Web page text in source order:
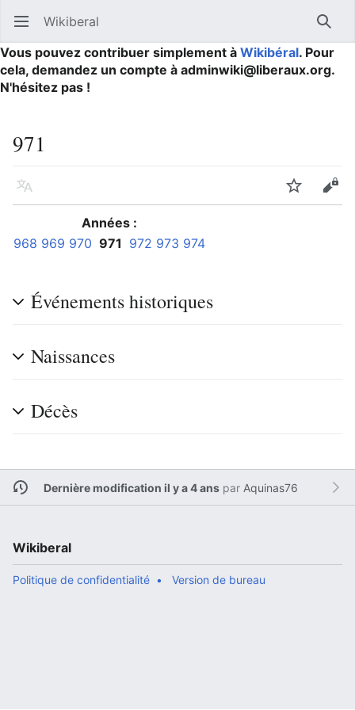
Ouvrir le menu principal Wikiberal
Vous pouvez contribuer simplement à Wikibéral. Pour
cela, demandez un compte à adminwiki@liberaux.org.
N'hésitez pas !
971
Langue Suivre
Années :
968 969 970 971 972 973 974
Événements historiques
Naissances
Décès
Dernière modification il y a 4 anspar Aquinas76
Wikiberal
Politique de confidentialité Version de bureau